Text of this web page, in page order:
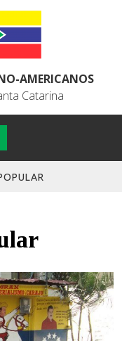
AMERICANOS
Catarina